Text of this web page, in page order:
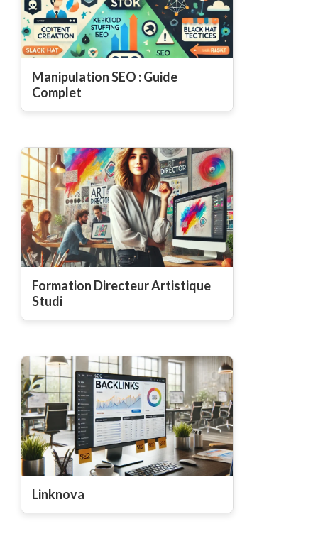
Manipulation SEO : Guide
Complet
Formation Directeur Artistique
Studi
Linknova